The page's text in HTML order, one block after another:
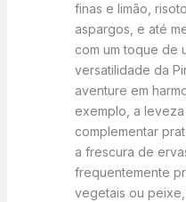
finas e limão,
aspargos, e até
com um toque de
versatilidade da
aventure em
exemplo, a
complementar
a frescura de
frequentemente
vegetais ou